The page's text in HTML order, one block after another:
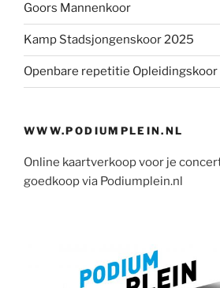
Goors Mannenkoor
Kamp Stadsjongenskoor 2025
Openbare repetitie
WWW.PODIUMPLEIN.NL
Online kaartverkoop voor je
goedkoop via Podiumplein.nl